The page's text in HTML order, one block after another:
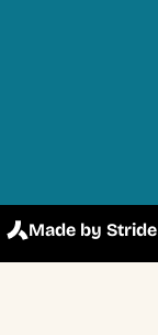
Made by Stride